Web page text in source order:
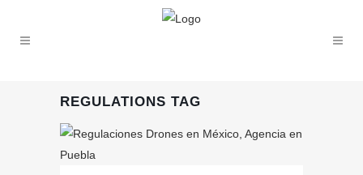
REGULATIONS TAG